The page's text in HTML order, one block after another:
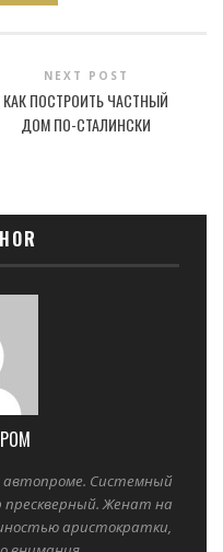
NEXT POST
КАК ПОСТРОИТЬ ЧАСТНЫЙ
ДОМ ПО-СТАЛИНСКИ
автопроме. Системный
прескверный. Женат на
аристократки,